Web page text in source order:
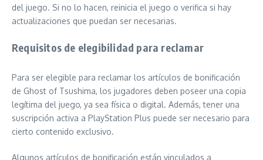
del juego. Si no lo hacen, reinicia el juego o verifica si hay
actualizaciones que puedan ser necesarias.
Requisitos de elegibilidad para reclamar
Para ser elegible para reclamar los artículos de bonificación
de Ghost of Tsushima, los jugadores deben poseer una copia
legítima del juego, ya sea física o digital. Además, tener una
suscripción activa a PlayStation Plus puede ser necesario para
cierto contenido exclusivo.
Algunos artículos de bonificación están vinculados a